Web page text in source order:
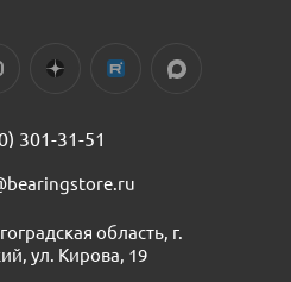
301-31-51
область, г.
ул. Кирова, 19